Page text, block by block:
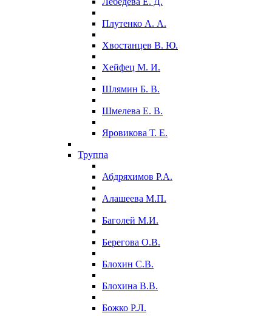
Плутенко А. А.
Хвостанцев В. Ю.
Хейфец М. И.
Шлямин Б. В.
Шмелева Е. В.
Яровикова Т. Е.
Труппа
Абдряхимов Р.А.
Алашеева М.П.
Баголей М.И.
Берегова О.В.
Блохин С.В.
Блохина В.В.
Божко Р.Л.